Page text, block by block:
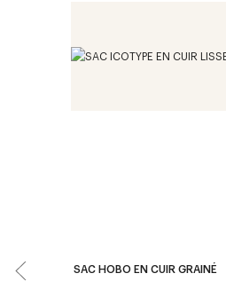
SAC HOBO EN CUIR GRAINÉ